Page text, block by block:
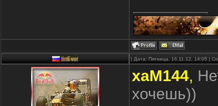
linEgor | Дата: Пятница, 16.11.12, 14:05 |
xaM144,
хочешь))